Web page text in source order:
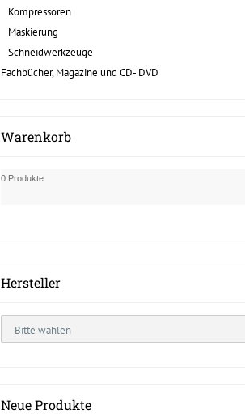
Kompressoren
Maskierung
Schneidwerkzeuge
Fachbücher, Magazine und CD- DVD
Warenkorb
0 Produkte
Hersteller
Neue Produkte